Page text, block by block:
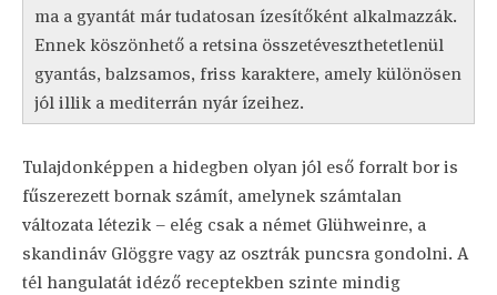
ma a gyantát már tudatosan ízesítőként alkalmazzák.
Ennek köszönhető a retsina összetéveszthetetlenül
gyantás, balzsamos, friss karaktere, amely különösen
jól illik a mediterrán nyár ízeihez.
Tulajdonképpen a hidegben olyan jól eső forralt bor is
fűszerezett bornak számít, amelynek számtalan
változata létezik – elég csak a német Glühweinre, a
skandináv Glöggre vagy az osztrák puncsra gondolni. A
tél hangulatát idéző receptekben szinte mindig